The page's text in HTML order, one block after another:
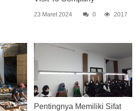
23 Maret 2024 0 2017
Pentingnya Memiliki Sifat